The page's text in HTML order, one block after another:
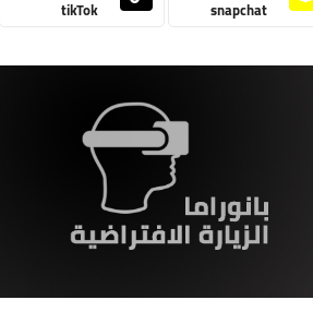
snapchat
tikTok